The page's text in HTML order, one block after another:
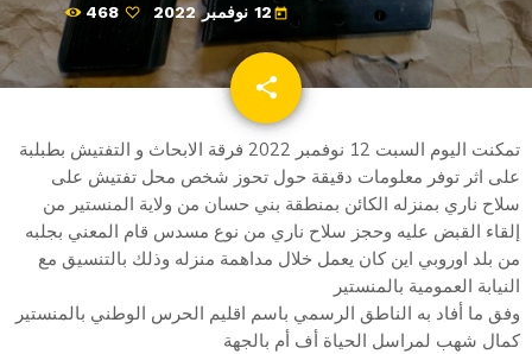
today 12 نوفمبر 2022 468
share
email
تمكنت اليوم السبت 12 نوفمبر 2022 فرقة الابحاث و التفتيش بطبلبة
على اثر توفر معلومات دقيقة حول تحوز شخص محل تفتيش على
سلاح ناري بمنزله الكائن بمنطقة بني حسان من ولاية المنستير من
إلقاء القبض عليه وحجز سلاح ناري من نوع مسدس قام المعني بجلبه
من بلد اوروبي اين كان يعمل خلال مداهمة منزله وذلك بالتنسيق مع
النيابة العمومية بالمنستير
وفق ما أفاد به الناطق الرسمي باسم اقليم الحرس الوطني بالمنستير
كمال شهب لمراسل الحياة أف أم بالجهة